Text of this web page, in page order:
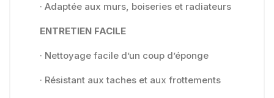
· Adaptée aux murs, boiseries et radiateurs
ENTRETIEN FACILE
· Nettoyage facile d’un coup d’éponge
· Résistant aux taches et aux frottements